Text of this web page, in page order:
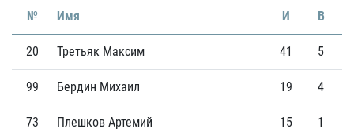
№ Имя И В
20 Третьяк Максим 41 5
99 Бердин Михаил 19 4
73 Плешков Артемий 15 1